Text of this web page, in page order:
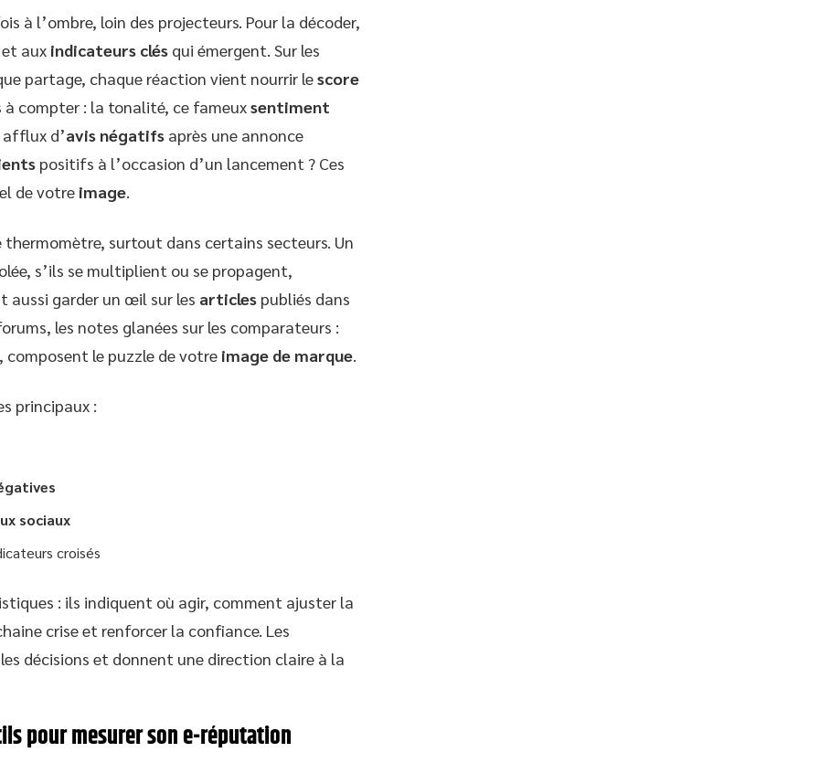
à l’ombre, loin des projecteurs. Pour la décoder,
aux indicateurs clés qui émergent. Sur les
partage, chaque réaction vient nourrir lescore
à compter : la tonalité, ce fameuxsentiment
d’avis négatifs après une annonce
positifs à l’occasion d’un lancement ? Ces
de votre image.
surtout dans certains secteurs. Un
s’ils se multiplient ou se propagent,
aussi garder un œil sur les articles publiés dans
les notes glanées sur les comparateurs :
le puzzle de votre image de marque.
principaux :
sociaux
croisés
: ils indiquent où agir, comment ajuster la
crise et renforcer la confiance. Les
décisions et donnent une direction claire à la
pour mesurer son e-réputation